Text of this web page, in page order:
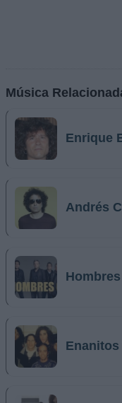
Música
Enrique
Andrés
Hombres
Enanitos